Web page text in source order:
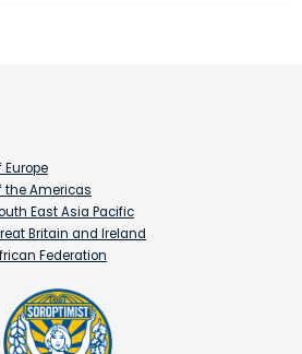
the Americas
East Asia Pacific
Britain and Ireland
Federation